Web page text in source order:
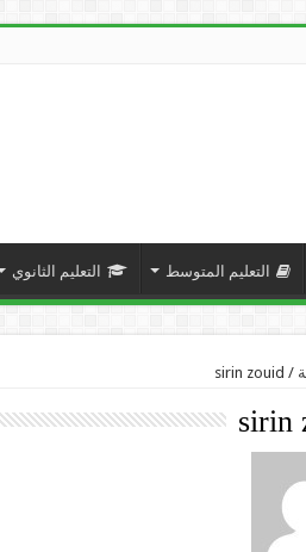
التعليم المتوسط التعليم الثانوي
/
sirin zouid
sirin